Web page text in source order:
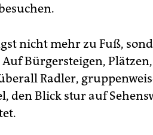
nicht mehr zu Fuß,
Bürgersteigen,
Radler,
den Blick stur auf